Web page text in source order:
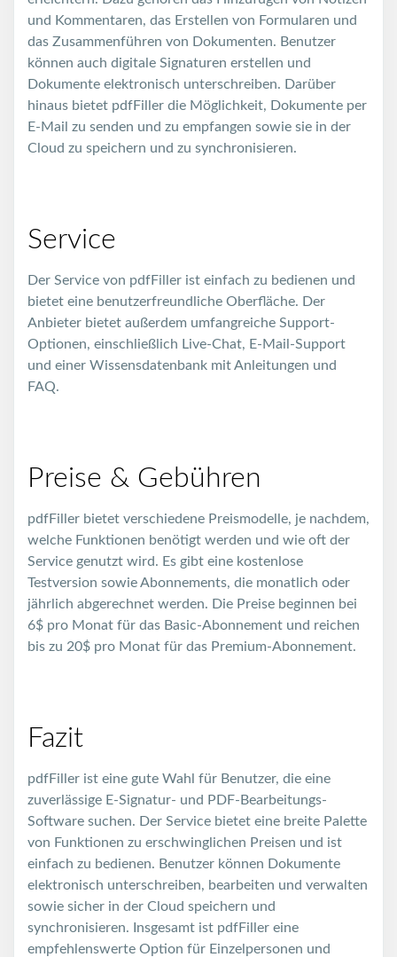
und Kommentaren, das Erstellen von Formularen und
das Zusammenführen von Dokumenten. Benutzer
können auch digitale Signaturen erstellen und
Dokumente elektronisch unterschreiben. Darüber
hinaus bietet pdfFiller die Möglichkeit, Dokumente per
E-Mail zu senden und zu empfangen sowie sie in der
Cloud zu speichern und zu synchronisieren.
Service
Der Service von pdfFiller ist einfach zu bedienen und
bietet eine benutzerfreundliche Oberfläche. Der
Anbieter bietet außerdem umfangreiche Support-
Optionen, einschließlich Live-Chat, E-Mail-Support
und einer Wissensdatenbank mit Anleitungen und
FAQ.
Preise & Gebühren
pdfFiller bietet verschiedene Preismodelle, je nachdem,
welche Funktionen benötigt werden und wie oft der
Service genutzt wird. Es gibt eine kostenlose
Testversion sowie Abonnements, die monatlich oder
jährlich abgerechnet werden. Die Preise beginnen bei
6$ pro Monat für das Basic-Abonnement und reichen
bis zu 20$ pro Monat für das Premium-Abonnement.
Fazit
pdfFiller ist eine gute Wahl für Benutzer, die eine
zuverlässige E-Signatur- und PDF-Bearbeitungs-
Software suchen. Der Service bietet eine breite Palette
von Funktionen zu erschwinglichen Preisen und ist
einfach zu bedienen. Benutzer können Dokumente
elektronisch unterschreiben, bearbeiten und verwalten
sowie sicher in der Cloud speichern und
synchronisieren. Insgesamt ist pdfFiller eine
empfehlenswerte Option für Einzelpersonen und